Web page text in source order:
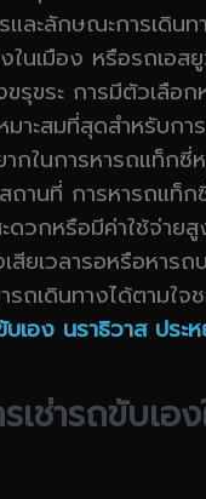
ละลักษณะการเดินท
ในเมือง หรือรถเอส
ขรุขระ การมีตัวเลือ
าะสมที่สุดสำหรับกา
ในการหารถแท็กซี่
ถานที่ การหารถแท็
ดวกหรือมีค่าใช้จ่ายสู
ยเวลารอหรือหารถ
ถเดินทางได้ตามใจ
บเอง นราธิวาส ประ
ช่ารถขับเอง